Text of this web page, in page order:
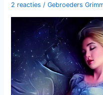
2 reacties /Gebroeders